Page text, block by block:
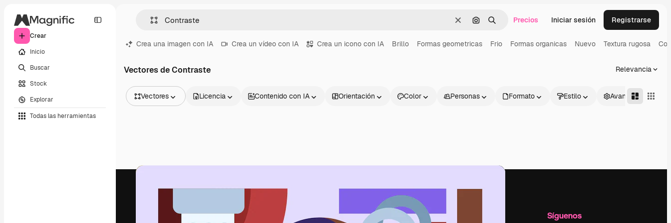
Crear
Inicio
Buscar
Stock
Explorar
Todas las herramientas
BorrarBuscar por imagen
BuscarPrecios Iniciar sesión Registrarse
Crea una imagen con IA Crea un vídeo con IA Crea un icono con IA Brillo Formas geometricas Frio Formas organicas Nuevo Textura rugosa
Vectores de Contraste Relevancia
Vectores
Vídeos
Motion graphics
Licencia Contenido con IA Orientación Color Personas Formato Estilo Avanzado
Productos Información útil Síguenos